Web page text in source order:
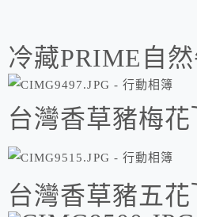
冷藏PRIME自
台灣香草豬梅
台灣香草豬五